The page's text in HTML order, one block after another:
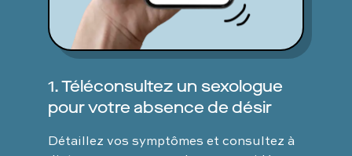
1. Téléconsultez un sexologue
pour votre absence de désir
Détaillez vos symptômes et consultez à